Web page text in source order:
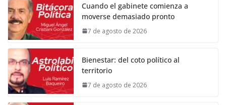
Cuando el gabinete comienza a
moverse demasiado pronto
7 de agosto de 2026
Bienestar: del coto político al
territorio
7 de agosto de 2026